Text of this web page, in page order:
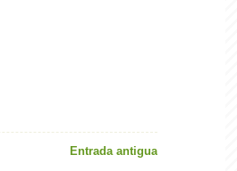
Entrada antigua